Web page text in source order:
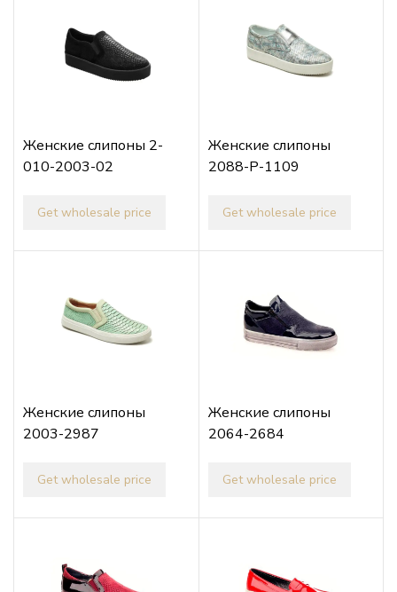
Женские слипоны 2-
010-2003-02
Get wholesale price
Женские слипоны
2088-P-1109
Get wholesale price
Женские слипоны
2003-2987
Get wholesale price
Женские слипоны
2064-2684
Get wholesale price